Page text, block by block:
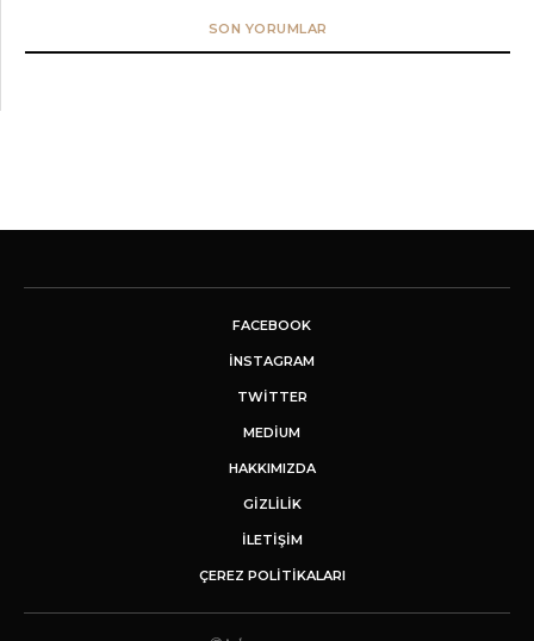
SON YORUMLAR
FACEBOOK
INSTAGRAM
TWITTER
MEDIUM
HAKKIMIZDA
GİZLİLİK
İLETIŞIM
ÇEREZ POLITIKALARI